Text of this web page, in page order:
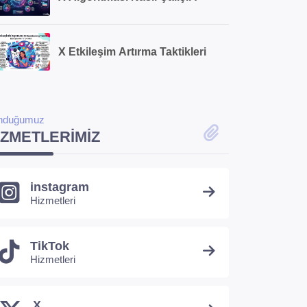
X Etkileşim Artırma Taktikleri
instagram
Hizmetleri
TikTok
Hizmetleri